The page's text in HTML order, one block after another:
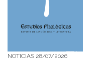
NOTICIAS 28/07/2026